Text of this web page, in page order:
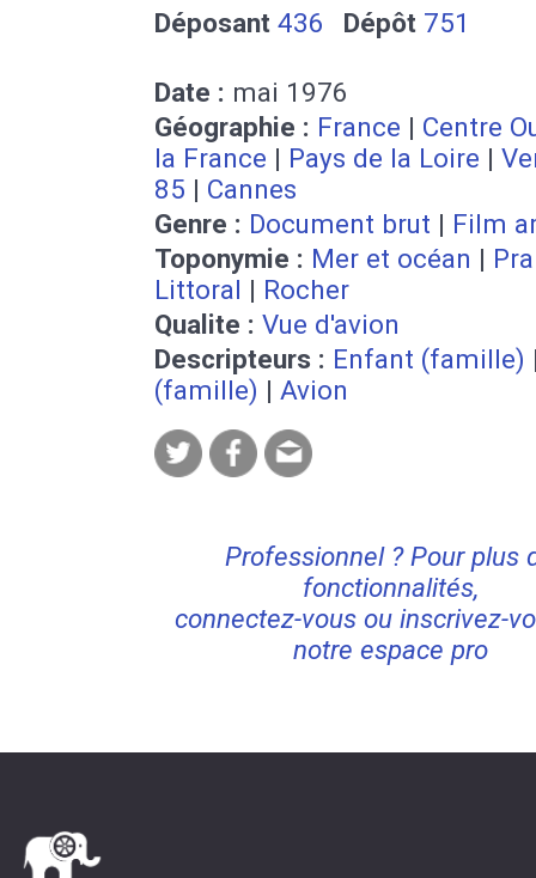
Déposant 436 Dépôt 751
Date : mai 1976
Géographie : France | Centre
la France | Pays de la Loire |
85 | Cannes
Genre : Document brut | Film
Toponymie : Mer et océan |
Littoral | Rocher
Qualite : Vue d'avion
Descripteurs : Enfant (famille)
(famille) | Avion
Professionnel ? Pour plus
fonctionnalités,
connectez-vous ou inscrivez-
notre espace pro